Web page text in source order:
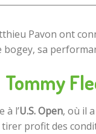
Pavon ont
sa
Tommy
à l’U.S. Open, où il
profit des